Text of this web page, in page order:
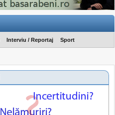
Interviu / Reportaj Sport